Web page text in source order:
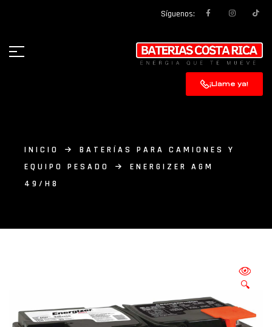
Síguenos:
¡Llame ya!
INICIO
BATERÍAS PARA CAMIONES Y
EQUIPO PESADO
ENERGIZER AGM
49/H8
🔍